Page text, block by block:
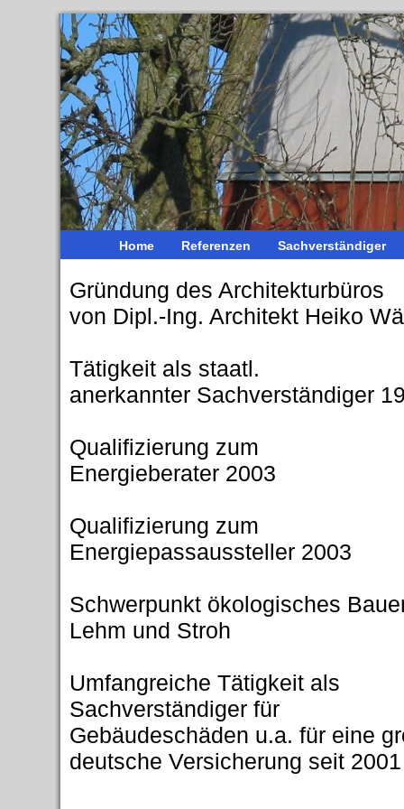
Home Referenzen Sachverständiger
Gründung des Architekturbüros
von Dipl.-Ing. Architekt Heiko
Tätigkeit als staatl.
anerkannter Sachverständiger
Qualifizierung zum
Energieberater 2003
Qualifizierung zum
Energiepassaussteller 2003
Schwerpunkt ökologisches
Lehm und Stroh
Umfangreiche Tätigkeit als
Sachverständiger für
Gebäudeschäden u.a. für eine
deutsche Versicherung seit 2001